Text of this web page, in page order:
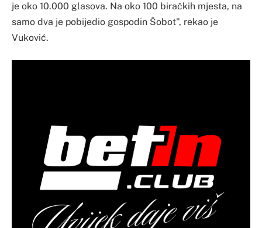
je oko 10.000 glasova. Na oko 100 biračkih mjesta, na
samo dva je pobijedio gospodin Šobot”, rekao je
Vuković.